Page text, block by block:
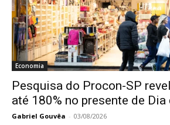
Economia
Pesquisa do Procon-SP
até 180% no presente de
Gabriel Gouvêa - 03/08/2026